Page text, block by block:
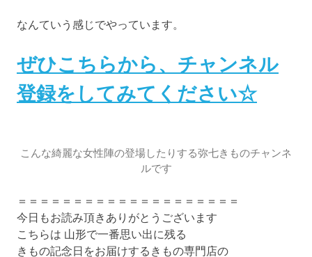
なんていう感じでやっています。
ぜひこちらから、チャンネル
登録をしてみてください☆
こんな綺麗な女性陣の登場したりする弥七きものチャンネ
ルです
＝＝＝＝＝＝＝＝＝＝＝＝＝＝＝＝＝＝＝＝
今日もお読み頂きありがとうございます
こちらは 山形で一番思い出に残る
きもの記念日をお届けするきもの専門店の